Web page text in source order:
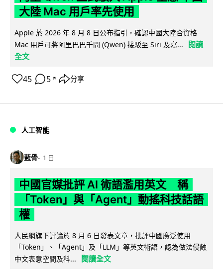
大陸 Mac 用戶率先使用
Apple 於 2026 年 8 月 8 日公布指引，確認中國大陸合資格
Mac 用戶可將阿里巴巴千問 (Qwen) 接駁至 Siri 及寫...
閱讀
全文
45 5 ↗ 分享
人工智能
藍骨 1 日
中國官媒批評 AI 術語濫用英文 稱
「Token」與「Agent」動搖科技話語
權
人民網旗下評論於 8 月 6 日發表文章，批評中國廣泛使用
「Token」、「Agent」及「LLM」等英文術語，認為做法侵蝕
中文表意空間及科...
閱讀全文